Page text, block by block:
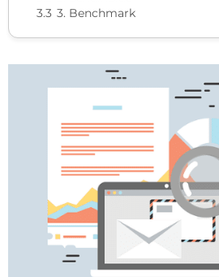
3.3 3. Benchmark